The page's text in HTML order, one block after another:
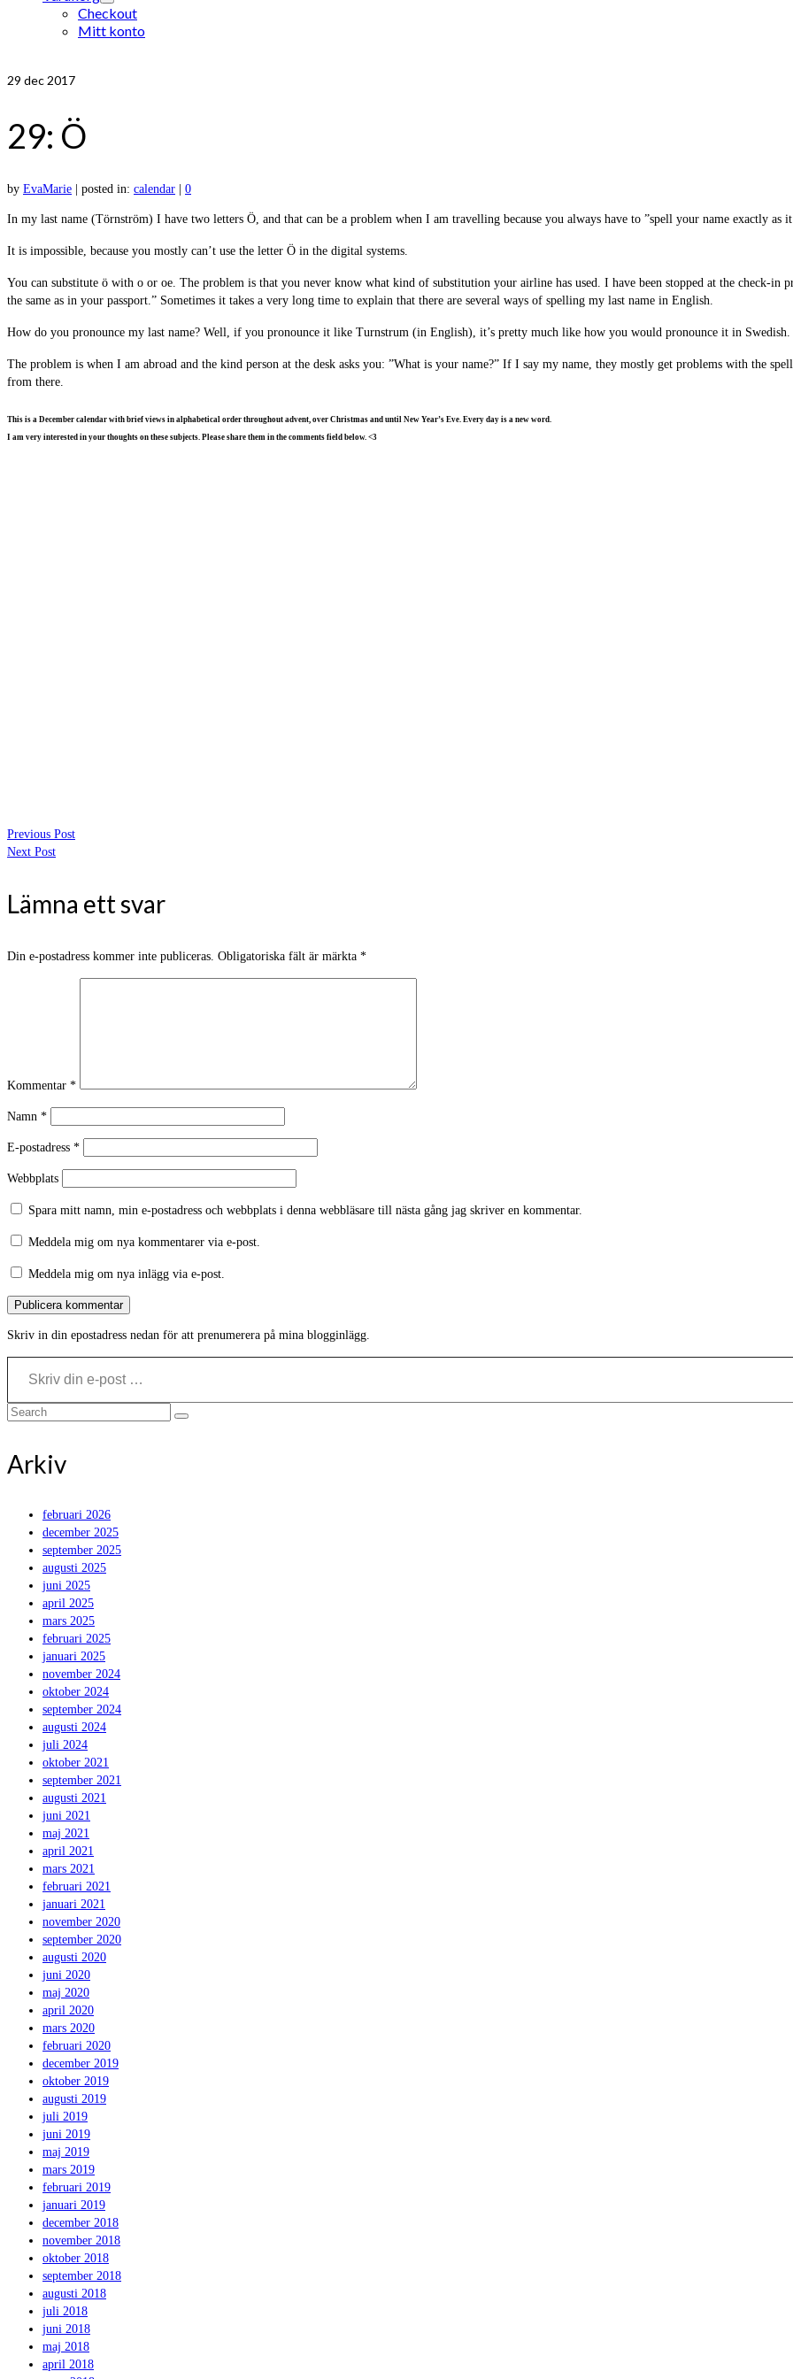
Checkout
Mitt konto
29 dec 2017
29: Ö
by EvaMarie posted in: calendar 0
In my last name (Törnström) I have two letters Ö, and that can be a problem when I am travelling because you always have to ”spell your name exactly
It is impossible, because you mostly can’t use the letter Ö in the digital systems.
You can substitute ö with o or oe. The problem is that you never know what kind of substitution your airline has used. I have been stopped at the check-in
the same as in your passport.” Sometimes it takes a very long time to explain that there are several ways of spelling my last name in English.
How do you pronounce my last name? Well, if you pronounce it like Turnstrum (in English), it’s pretty much like how you would pronounce it in Swedish.
The problem is when I am abroad and the kind person at the desk asks you: ”What is your name?” If I say my name, they mostly get problems with the
from there.
This is a December calendar with brief views in alphabetical order throughout advent, over Christmas and until New Year’s Eve. Every day is a new word.
I am very interested in your thoughts on these subjects. Please share them in the comments field below. <3
Previous Post
Next Post
Lämna ett svar
Din e-postadress kommer inte publiceras. Obligatoriska fält är märkta *
Kommentar *
Namn *
E-postadress *
Webbplats
Spara mitt namn, min e-postadress och webbplats i denna webbläsare till nästa gång jag skriver en kommentar.
Meddela mig om nya kommentarer via e-post.
Meddela mig om nya inlägg via e-post.
Skriv in din epostadress nedan för att prenumerera på mina blogginlägg.
Skriv din e-post …
Search
Arkiv
februari 2026
december 2025
september 2025
augusti 2025
juni 2025
april 2025
mars 2025
februari 2025
januari 2025
november 2024
oktober 2024
september 2024
augusti 2024
juli 2024
oktober 2021
september 2021
augusti 2021
juni 2021
maj 2021
april 2021
mars 2021
februari 2021
januari 2021
november 2020
september 2020
augusti 2020
juni 2020
maj 2020
april 2020
mars 2020
februari 2020
december 2019
oktober 2019
augusti 2019
juli 2019
juni 2019
maj 2019
mars 2019
februari 2019
januari 2019
december 2018
november 2018
oktober 2018
september 2018
augusti 2018
juli 2018
juni 2018
maj 2018
april 2018